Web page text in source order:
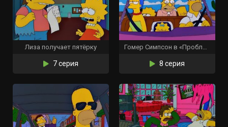
Лиза получает пятёрку
7 серия
Гомер Симпсон в «Проблеме с почкой»
8 серия